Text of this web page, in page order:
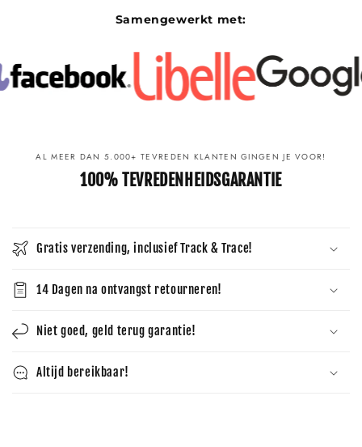
Samengewerkt met:
AL MEER DAN 5.000+ TEVREDEN KLANTEN GINGEN JE VOOR!
100% TEVREDENHEIDSGARANTIE
Gratis verzending, inclusief Track & Trace!
14 Dagen na ontvangst retourneren!
Niet goed, geld terug garantie!
Altijd bereikbaar!